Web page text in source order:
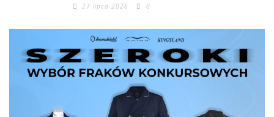
27 lipca 2026 0